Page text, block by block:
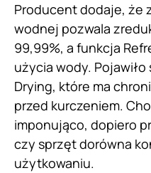
Producent dodaje, że
wodnej pozwala
99,99%, a funkcja
użycia wody.
Drying, które ma
przed kurczeniem.
imponująco, dopiero
czy sprzęt dorówna
użytkowaniu.